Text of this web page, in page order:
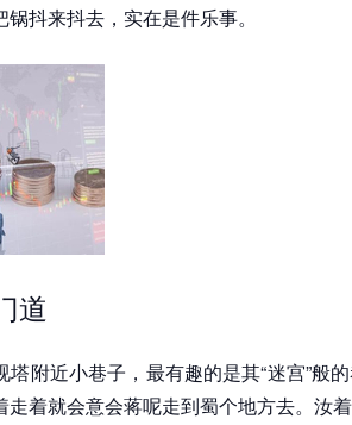
抖来抖去，实在是件乐事。
道
附近小巷子，最有趣的是其“迷宫”般
走着就会意会蒋呢走到蜀个地方去。汝